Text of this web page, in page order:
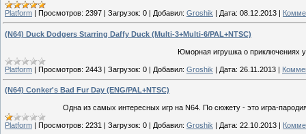
Platform | Просмотров: 2397 | Загрузок: 0 | Добавил: Groshik | Дата: 08.12.2013 |
(N64) Duck Dodgers Starring Daffy Duck (Multi-3+Multi-6/PAL+NTSC)
Юморная игрушка о приключениях
Platform | Просмотров: 2443 | Загрузок: 0 | Добавил: Groshik | Дата: 26.11.2013 |
(N64) Conker's Bad Fur Day (ENG/PAL+NTSC)
Одна из самых интересных игр на N64. По сюжету - это игра-
Platform Просмотров: 2231 Загрузок: 0 Добавил: Groshik Дата: 22.10.2013